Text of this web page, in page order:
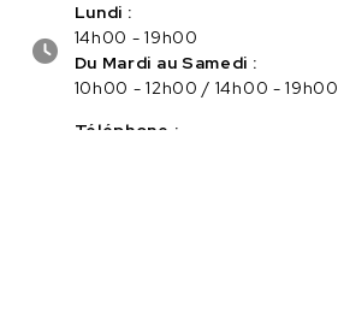
Lundi :
14h00 - 19h00
Du Mardi au Samedi :
10h00 - 12h00 / 14h00 - 19h00
Téléphone :